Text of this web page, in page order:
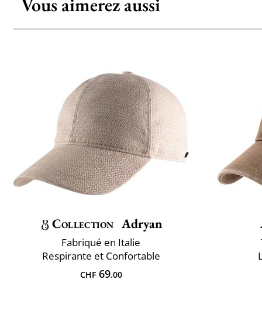
Collection Adryan
Fabriqué en Italie
Respirante et Confortable
CHF69.00